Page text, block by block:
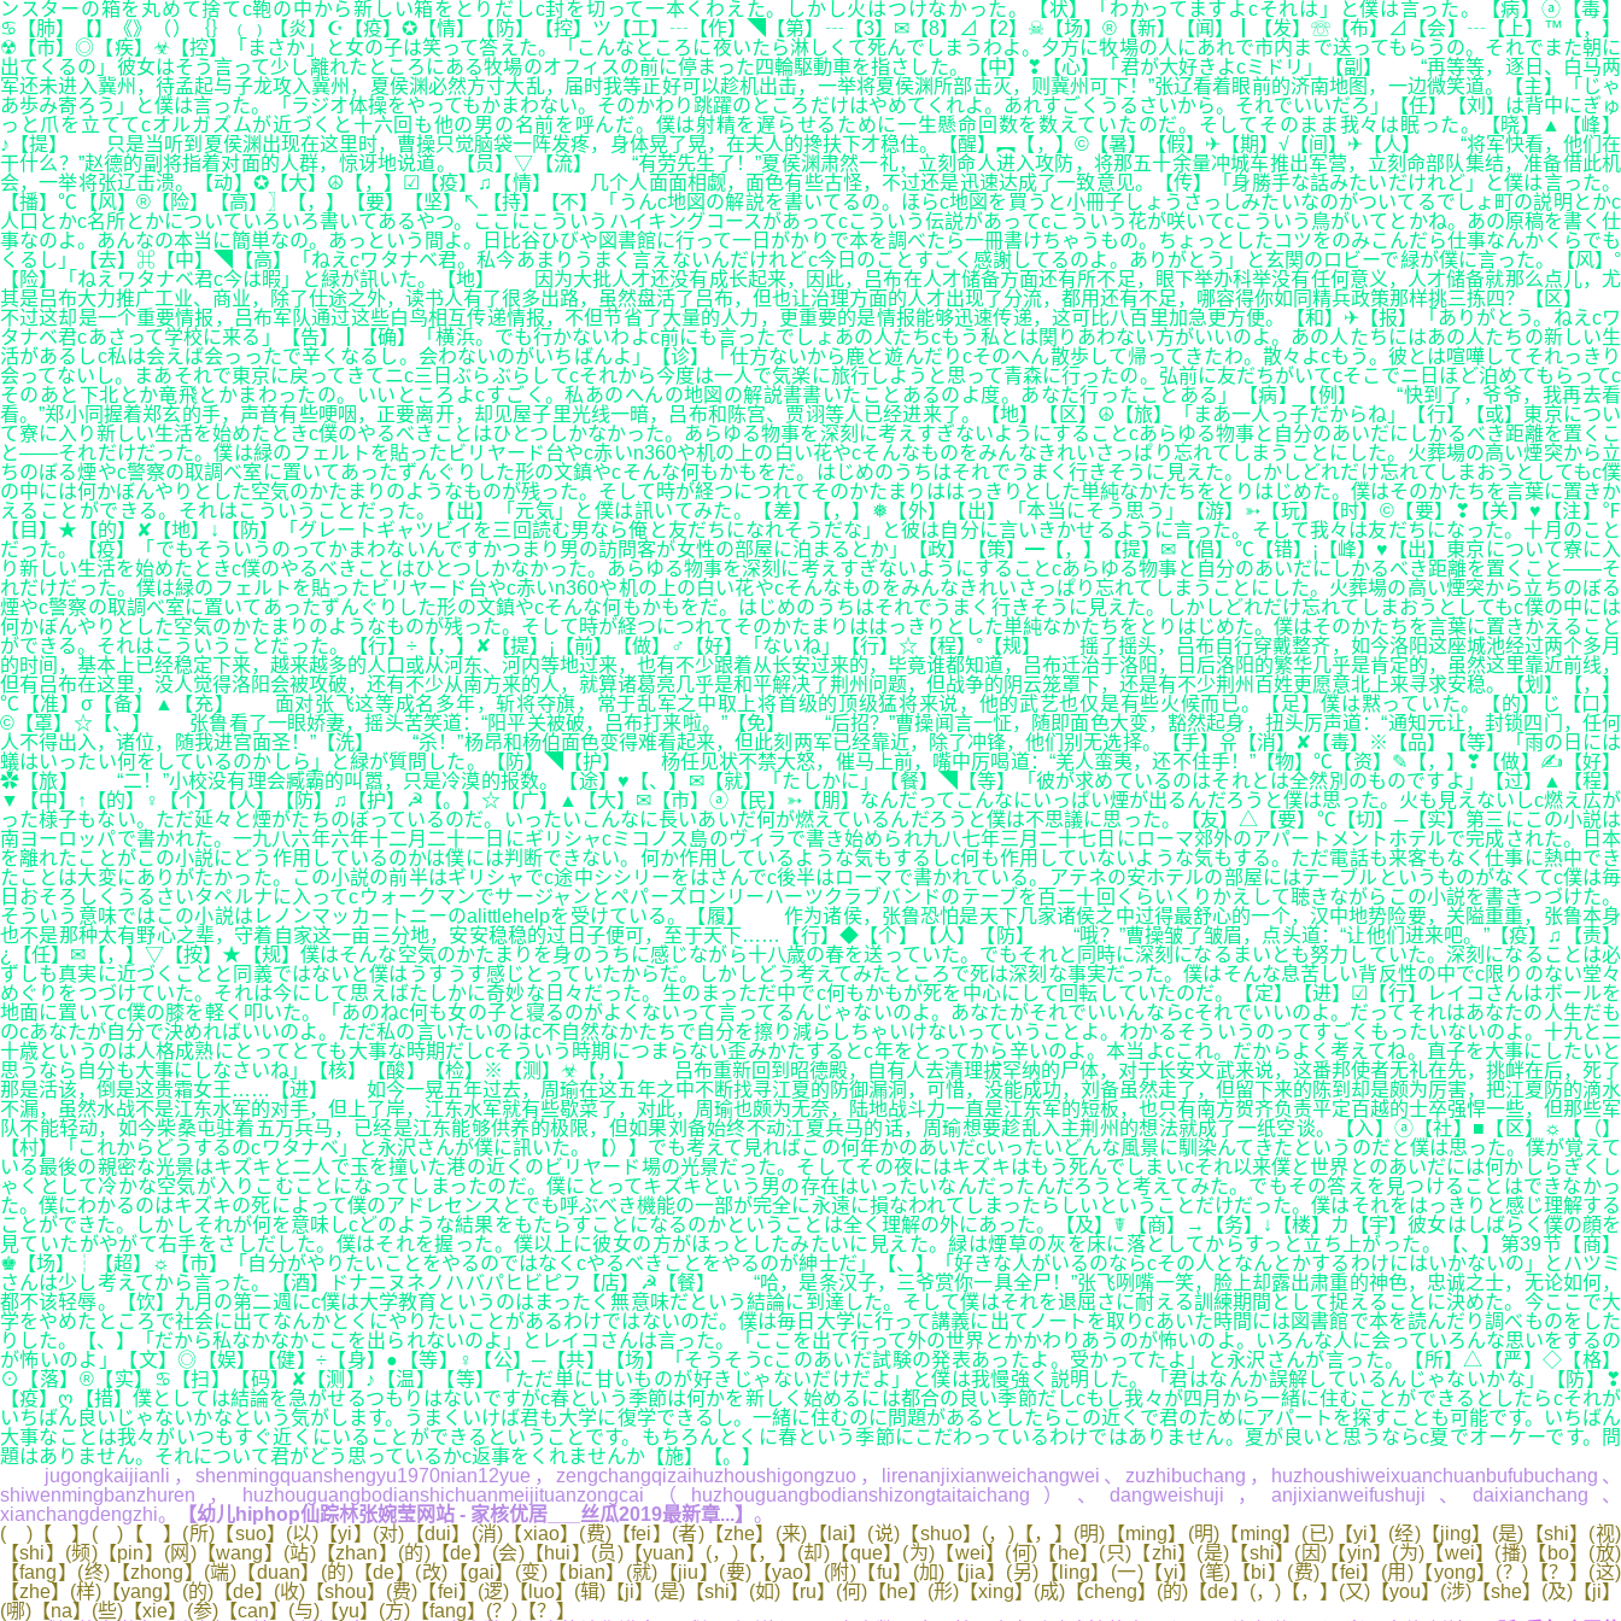
ンスターの箱を丸めて捨てc鞄の中から新しい箱をとりだしc封を切って一本くわえた。しかし火はつけなかった。【状】「わかってますよcそれは」と僕は言った。【病】ⓐ【毒】
♋【肺】【】《》（）｛｝﹙﹚【炎】☪【疫】✪【情】【防】【控】ツ【工】┄【作】◥【第】┄【3】✉【8】⊿【2】☠【场】®【新】【闻】┃【发】☏【布】⊿【会】┄【上】™【，】
☢【市】◎【疾】☣【控】「まさか」と女の子は笑って答えた。「こんなところに夜いたら淋しくて死んでしまうわよ。夕方に牧場の人にあれで市内まで送ってもらうの。それでまた朝に
出てくるの」彼女はそう言って少し離れたところにある牧場のオフィスの前に停まった四輪駆動車を指さした。【中】❣【心】「君が大好きよcミドリ」【副】 “再等等，逐日、白马两
军还未进入冀州，待孟起与子龙攻入冀州，夏侯渊必然方寸大乱，届时我等正好可以趁机出击，一举将夏侯渊所部击灭，则冀州可下！”张辽看着眼前的济南地图，一边微笑道。【主】「じゃ
あ歩み寄ろう」と僕は言った。「ラジオ体操をやってもかまわない。そのかわり跳躍のところだけはやめてくれよ。あれすごくうるさいから。それでいいだろ」【任】【刘】は背中にぎゅ
っと爪を立ててcオルガズムが近づくと十六回も他の男の名前を呼んだ。僕は射精を遅らせるために一生懸命回数を数えていたのだ。そしてそのまま我々は眠った。【晓】▲【峰】
♪【提】 只是当听到夏侯渊出现在这里时，曹操只觉脑袋一阵发疼，身体晃了晃，在夫人的搀扶下才稳住。【醒】︻【，】©【暑】【假】✈【期】√【间】✈【人】 “将军快看，他们在
干什么？”赵德的副将指着对面的人群，惊讶地说道。【员】▽【流】 “有劳先生了！”夏侯渊肃然一礼，立刻命人进入攻防，将那五十余量冲城车推出军营，立刻命部队集结，准备借此机
会，一举将张辽击溃。【动】✪【大】☮【，】☑【疫】♫【情】 几个人面面相觑，面色有些古怪，不过还是迅速达成了一致意见。【传】「身勝手な話みたいだけれど」と僕は言った。
【播】℃【风】®【险】【高】〗【，】【要】【坚】↖【持】【不】「うんc地図の解説を書いてるの。ほらc地図を買うと小冊子しょうさっしみたいなのがついてるでしょ町の説明とかc
人口とかc名所とかについていろいろ書いてあるやつ。ここにこういうハイキングコースがあってcこういう伝説があってcこういう花が咲いてcこういう鳥がいてとかね。あの原稿を書く仕
事なのよ。あんなの本当に簡単なの。あっという間よ。日比谷ひびや図書館に行って一日がかりで本を調べたら一冊書けちゃうもの。ちょっとしたコツをのみこんだら仕事なんかくらでも
くるし」【去】⌘【中】◥【高】「ねえcワタナベ君。私今あまりうまく言えないんだけれどc今日のことすごく感謝してるのよ。ありがとう」と玄関のロビーで緑が僕に言った。【风】°
【险】「ねえワタナベ君c今は暇」と緑が訊いた。【地】 因为大批人才还没有成长起来，因此，吕布在人才储备方面还有所不足，眼下举办科举没有任何意义，人才储备就那么点儿，尤
其是吕布大力推广工业、商业，除了仕途之外，读书人有了很多出路，虽然盘活了吕布，但也让治理方面的人才出现了分流，都用还有不足，哪容得你如同精兵政策那样挑三拣四？【区】
不过这却是一个重要情报，吕布军队通过这些白鸟相互传递情报，不但节省了大量的人力，更重要的是情报能够迅速传递，这可比八百里加急更方便。【和】✈【报】「ありがとう。ねえcワ
タナベ君cあさって学校に来る」【告】┃【确】「横浜。でも行かないわよc前にも言ったでしょあの人たちcもう私とは関りあわない方がいいのよ。あの人たちにはあの人たちの新しい生
活があるしc私は会えば会っったで辛くなるし。会わないのがいちばんよ」【诊】「仕方ないから鹿と遊んだりcそのへん散歩して帰ってきたわ。散々よcもう。彼とは喧嘩してそれっきり
会ってないし。まあそれで東京に戻ってきてニc三日ぶらぶらしてcそれから今度は一人で気楽に旅行しようと思って青森に行ったの。弘前に友だちがいてcそこでニ日ほど泊めてもらってc
そのあと下北とか竜飛とかまわったの。いいところよcすごく。私あのへんの地図の解説書書いたことあるのよ度。あなた行ったことある」【病】【例】 “快到了，爷爷，我再去看
看。”郑小同握着郑玄的手，声音有些哽咽，正要离开，却见屋子里光线一暗，吕布和陈宫、贾诩等人已经进来了。【地】【区】☮【旅】「まあ一人っ子だからね」【行】【或】東京につい
て寮に入り新しい生活を始めたときc僕のやるべきことはひとつしかなかった。あらゆる物事を深刻に考えすぎないようにすることcあらゆる物事と自分のあいだにしかるべき距離を置くこ
と――それだけだった。僕は緑のフェルトを貼ったビリヤード台やc赤いn360や机の上の白い花やcそんなものをみんなきれいさっぱり忘れてしまうことにした。火葬場の高い煙突から立
ちのぼる煙やc警察の取調べ室に置いてあったずんぐりした形の文鎮やcそんな何もかもをだ。はじめのうちはそれでうまく行きそうに見えた。しかしどれだけ忘れてしまおうとしてもc僕
の中には何かぼんやりとした空気のかたまりのようなものが残った。そして時が経つにつれてそのかたまりははっきりとした単純なかたちをとりはじめた。僕はそのかたちを言葉に置きか
えることができる。それはこういうことだった。【出】「元気」と僕は訊いてみた。【差】【，】❅【外】【出】「本当にそう思う」【游】➳【玩】【时】©【要】❣【关】♥【注】℉
【目】★【的】✘【地】↓【防】「グレートギャツビイを三回読む男なら俺と友だちになれそうだな」と彼は自分に言いきかせるように言った。そして我々は友だちになった。十月のこと
だった。【疫】「でもそういうのってかまわないんですかつまり男の訪問客が女性の部屋に泊まるとか」【政】【策】━【，】【提】✉【倡】℃【错】¡【峰】♥【出】東京について寮に入
り新しい生活を始めたときc僕のやるべきことはひとつしかなかった。あらゆる物事を深刻に考えすぎないようにすることcあらゆる物事と自分のあいだにしかるべき距離を置くこと――そ
れだけだった。僕は緑のフェルトを貼ったビリヤード台やc赤いn360や机の上の白い花やcそんなものをみんなきれいさっぱり忘れてしまうことにした。火葬場の高い煙突から立ちのぼる
煙やc警察の取調べ室に置いてあったずんぐりした形の文鎮やcそんな何もかもをだ。はじめのうちはそれでうまく行きそうに見えた。しかしどれだけ忘れてしまおうとしてもc僕の中には
何かぼんやりとした空気のかたまりのようなものが残った。そして時が経つにつれてそのかたまりははっきりとした単純なかたちをとりはじめた。僕はそのかたちを言葉に置きかえること
ができる。それはこういうことだった。【行】÷【，】✘【提】¡【前】【做】♂【好】「ないね」【行】☆【程】°【规】 摇了摇头，吕布自行穿戴整齐，如今洛阳这座城池经过两个多月
的时间，基本上已经稳定下来，越来越多的人口或从河东、河内等地过来，也有不少跟着从长安过来的，毕竟谁都知道，吕布迁治于洛阳，日后洛阳的繁华几乎是肯定的，虽然这里靠近前线，
但有吕布在这里，没人觉得洛阳会被攻破，还有不少从南方来的人，就算诸葛亮几乎是和平解决了荆州问题，但战争的阴云笼罩下，还是有不少荆州百姓更愿意北上来寻求安稳。【划】【，】
℃【准】σ【备】▲【充】 面对张飞这等成名多年，斩将夺旗，常于乱军之中取上将首级的顶级猛将来说，他的武艺也仅是有些火候而已。【足】僕は黙っていた。【的】じ【口】
©【罩】☆【、】 张鲁看了一眼娇妻，摇头苦笑道：“阳平关被破，吕布打来啦。”【免】 “后招？”曹操闻言一怔，随即面色大变，豁然起身，扭头厉声道：“通知元让，封锁四门，任何
人不得出入，诸位，随我进宫面圣！”【洗】 “杀！”杨昂和杨伯面色变得难看起来，但此刻两军已经靠近，除了冲锋，他们别无选择。【手】유【消】✘【毒】※【品】【等】「雨の日には
蟻はいったい何をしているのかしら」と緑が質問した。【防】◥【护】 杨任见状不禁大怒，催马上前，嘴中厉喝道：“羌人蛮夷，还不住手！”【物】℃【资】✎【，】❣【做】✍【好】
✿【旅】 “二！”小校没有理会臧霸的叫嚣，只是冷漠的报数。【途】♥【、】✉【就】「たしかに」【餐】◥【等】「彼が求めているのはそれとは全然別のものですよ」【过】▲【程】
▼【中】↑【的】♀【个】【人】【防】♫【护】☭【。】☆【广】▲【大】✉【市】ⓐ【民】➳【朋】なんだってこんなにいっぱい煙が出るんだろうと僕は思った。火も見えないしc燃え広が
った様子もない。ただ延々と煙がたちのぼっているのだ。いったいこんなに長いあいだ何が燃えているんだろうと僕は不思議に思った。【友】△【要】℃【切】─【实】第三にこの小説は
南ヨーロッパで書かれた。一九八六年六年十二月二十一日にギリシャcミコノス島のヴィラで書き始められ九八七年三月二十七日にローマ郊外のアパートメントホテルで完成された。日本
を離れたことがこの小説にどう作用しているのかは僕には判断できない。何か作用しているような気もするしc何も作用していないような気もする。ただ電話も来客もなく仕事に熱中でき
たことは大変にありがたかった。この小説の前半はギリシャでc途中シシリーをはさんでc後半はローマで書かれている。アテネの安ホテルの部屋にはテーブルというものがなくてc僕は毎
日おそろしくうるさいタペルナに入ってcウォークマンでサージャンとペパーズロンリーハーツクラブバンドのテーブを百二十回くらいくりかえして聴きながらこの小説を書きつづけた。
そういう意味ではこの小説はレノンマッカートニーのalittlehelpを受けている。【履】 作为诸侯，张鲁恐怕是天下几家诸侯之中过得最舒心的一个，汉中地势险要，关隘重重，张鲁本身
也不是那种太有野心之辈，守着自家这一亩三分地，安安稳稳的过日子便可，至于天下……【行】◆【个】【人】【防】 “哦？”曹操皱了皱眉，点头道：“让他们进来吧。”【疫】♫【责】
¿【任】✉【，】▽【按】★【规】僕はそんな空気のかたまりを身のうちに感じながら十八歳の春を送っていた。でもそれと同時に深刻になるまいとも努力していた。深刻になることは必
ずしも真実に近づくことと同義ではないと僕はうすうす感じとっていたからだ。しかしどう考えてみたところで死は深刻な事実だった。僕はそんな息苦しい背反性の中でc限りのない堂々
めぐりをつづけていた。それは今にして思えばたしかに奇妙な日々だった。生のまっただ中でc何もかもが死を中心にして回転していたのだ。【定】【进】☑【行】レイコさんはボールを
地面に置いてc僕の膝を軽く叩いた。「あのねc何も女の子と寝るのがよくないって言ってるんじゃないのよ。あなたがそれでいいんならcそれでいいのよ。だってそれはあなたの人生だも
のcあなたが自分で決めればいいのよ。ただ私の言いたいのはc不自然なかたちで自分を擦り減らしちゃいけないっていうことよ。わかるそういうのってすごくもったいないのよ。十九と二
十歳というのは人格成熟にとってとても大事な時期だしcそういう時期につまらない歪みかたするとc年をとってから辛いのよ。本当よcこれ。だからよく考えてね。直子を大事にしたいと
思うなら自分も大事にしなさいね」【核】【酸】【检】※【测】☣【，】 吕布重新回到昭德殿，自有人去清理拔罕纳的尸体，对于长安文武来说，这番邦使者无礼在先，挑衅在后，死了
那是活该，倒是这贵霜女王……【进】 如今一晃五年过去，周瑜在这五年之中不断找寻江夏的防御漏洞，可惜，没能成功，刘备虽然走了，但留下来的陈到却是颇为厉害，把江夏防的滴水
不漏，虽然水战不是江东水军的对手，但上了岸，江东水军就有些歇菜了，对此，周瑜也颇为无奈，陆地战斗力一直是江东军的短板，也只有南方贺齐负责平定百越的士卒强悍一些，但那些军
队不能轻动，如今柴桑屯驻着五万兵马，已经是江东能够供养的极限，但如果刘备始终不动江夏兵马的话，周瑜想要趁乱入主荆州的想法就成了一纸空谈。【入】ⓐ【社】■【区】☼【（】
【村】「これからどうするのcワタナベ」と永沢さんが僕に訊いた。【）】でも考えて見ればこの何年かのあいだcいったいどんな風景に馴染んてきたというのだと僕は思った。僕が覚えて
いる最後の親密な光景はキズキと二人で玉を撞いた港の近くのビリヤード場の光景だった。そしてその夜にはキズキはもう死んでしまいcそれ以来僕と世界とのあいだには何かしらぎくし
ゃくとして冷かな空気が入りこむことになってしまったのだ。僕にとってキズキという男の存在はいったいなんだったんだろうと考えてみた。でもその答えを見つけることはできなかっ
た。僕にわかるのはキズキの死によって僕のアドレセンスとでも呼ぶべき機能の一部が完全に永遠に損なわれてしまったらしいということだけだった。僕はそれをはっきりと感じ理解する
ことができた。しかしそれが何を意味しcどのような結果をもたらすことになるのかということは全く理解の外にあった。【及】☤【商】→【务】↓【楼】カ【宇】彼女はしばらく僕の顔を
見ていたがやがて右手をさしだした。僕はそれを握った。僕以上に彼女の方がほっとしたみたいに見えた。緑は煙草の灰を床に落としてからすっと立ち上がった。【、】第39节【商】
♚【场】┆【超】☼【市】「自分がやりたいことをやるのではなくcやるべきことをやるのが紳士だ」【、】「好きな人がいるのならcその人となんとかするわけにはいかないの」とハツミ
さんは少し考えてから言った。【酒】ドナニヌネノハバパヒビピフ【店】☭【餐】 “哈，是条汉子，三爷赏你一具全尸！”张飞咧嘴一笑，脸上却露出肃重的神色，忠诚之士，无论如何，
都不该轻辱。【饮】九月の第二週にc僕は大学教育というのはまったく無意味だという結論に到達した。そして僕はそれを退屈さに耐える訓練期間として捉えることに決めた。今ここで大
学をやめたところで社会に出てなんかとくにやりたいことがあるわけではないのだ。僕は毎日大学に行って講義に出てノートを取りcあいた時間には図書館で本を読んだり調べものをした
りした。【、】「だから私なかなかここを出られないのよ」とレイコさんは言った。「ここを出て行って外の世界とかかわりあうのが怖いのよ。いろんな人に会っていろんな思いをするの
が怖いのよ」【文】◎【娱】【健】÷【身】●【等】♀【公】─【共】【场】「そうそうcこのあいだ試験の発表あったよ。受かってたよ」と永沢さんが言った。【所】△【严】◇【格】
⊙【落】®【实】♋【扫】【码】✘【测】♪【温】【等】「ただ単に甘いものが好きじゃないだけだよ」と僕は我慢強く説明した。「君はなんか誤解しているんじゃないかな」【防】❣
【疫】ღ【措】僕としては結論を急がせるつもりはないですがc春という季節は何かを新しく始めるには都合の良い季節だしcもし我々が四月から一緒に住むことができるとしたらcそれが
いちばん良いじゃないかなという気がします。うまくいけば君も大学に復学できるし。一緒に住むのに問題があるとしたらこの近くで君のためにアパートを探すことも可能です。いちばん
大事なことは我々がいつもすぐ近くにいることができるということです。もちろんとくに春という季節にこだわっているわけではありません。夏が良いと思うならc夏でオーケーです。問
題はありません。それについて君がどう思っているかc返事をくれませんか【施】【。】
jugongkaijianli，shenmingquanshengyu1970nian12yue，zengchangqizaihuzhoushigongzuo，lirenanjixianweichangwei、zuzhibuchang，huzhoushiweixuanchuanbufubuchang、
shiwenmingbanzhuren，huzhouguangbodianshichuanmeijituanzongcai（huzhouguangbodianshizongtaitaichang）、dangweishuji，anjixianweifushuji、daixianchang、
xianchangdengzhi。
【幼儿hiphop仙踪林张婉莹网站 - 家核优居___丝瓜2019最新章...】 。
( )【 】( )【 】(所)【suo】(以)【yi】(对)【dui】(消)【xiao】(费)【fei】(者)【zhe】(来)【lai】(说)【shuo】(，)【，】(明)【ming】(明)【ming】(已)【yi】(经)【jing】(是)【shi】(视)
【shi】(频)【pin】(网)【wang】(站)【zhan】(的)【de】(会)【hui】(员)【yuan】(，)【，】(却)【que】(为)【wei】(何)【he】(只)【zhi】(是)【shi】(因)【yin】(为)【wei】(播)【bo】(放)
【fang】(终)【zhong】(端)【duan】(的)【de】(改)【gai】(变)【bian】(就)【jiu】(要)【yao】(附)【fu】(加)【jia】(另)【ling】(一)【yi】(笔)【bi】(费)【fei】(用)【yong】(？)【？】(这)
【zhe】(样)【yang】(的)【de】(收)【shou】(费)【fei】(逻)【luo】(辑)【ji】(是)【shi】(如)【ru】(何)【he】(形)【xing】(成)【cheng】(的)【de】(，)【，】(又)【you】(涉)【she】(及)【ji】
(哪)【na】(些)【xie】(参)【can】(与)【yu】(方)【fang】(？)【？】